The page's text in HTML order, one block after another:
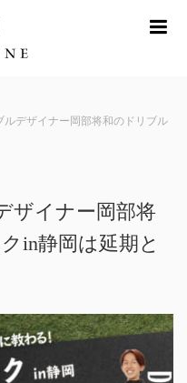
ルデザイナー岡部将和のドリブル
ザイナー岡部将
in静岡は延期と